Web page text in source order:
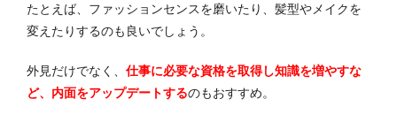
たとえば、ファッションセンスを磨いたり、髪型やメイクを
変えたりするのも良いでしょう。
外見だけでなく、 仕事に必要な資格を取得し知識を増やすな
ど、内面をアップデートするのもおすすめ。